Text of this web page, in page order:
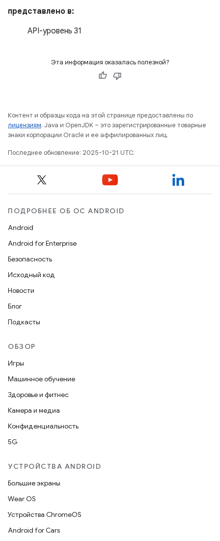
представлено в:
API-уровень 31
Эта информация оказалась полезной?
Контент и образцы кода на этой странице предоставлены по
лицензиям. Java и OpenJDK – это зарегистрированные товарные
знаки корпорации Oracle и ее аффилированных лиц.
Последнее обновление: 2025-10-21 UTC.
ПОДРОБНЕЕ ОБ ОС ANDROID
Android
Android for Enterprise
Безопасность
Исходный код
Новости
Блог
Подкасты
ОБЗОР
Игры
Машинное обучение
Здоровье и фитнес
Камера и медиа
Конфиденциальность
5G
УСТРОЙСТВА ANDROID
Большие экраны
Wear OS
Устройства ChromeOS
Android for Cars